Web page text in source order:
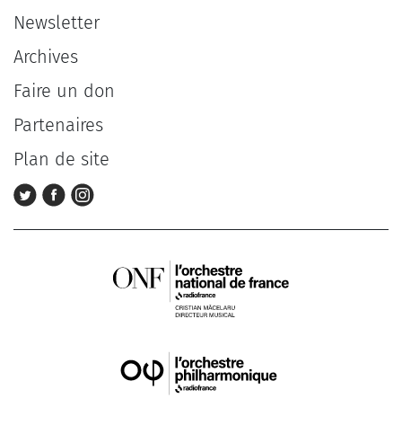
Newsletter
Archives
Faire un don
Partenaires
Plan de site